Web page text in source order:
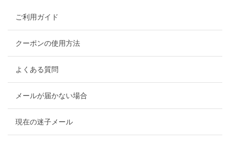
ご利用ガイド
クーポンの使用方法
よくある質問
メールが届かない場合
現在の迷子メール